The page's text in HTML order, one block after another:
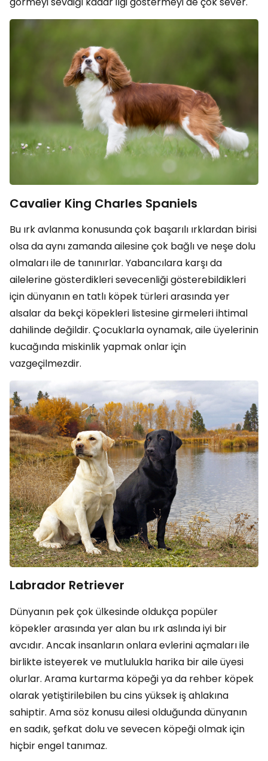
Cavalier King Charles Spaniels
Bu ırk avlanma konusunda çok başarılı ırklardan birisi
olsa da aynı zamanda ailesine çok bağlı ve neşe dolu
olmaları ile de tanınırlar. Yabancılara karşı da
ailelerine gösterdikleri sevecenliği gösterebildikleri
için dünyanın en tatlı köpek türleri arasında yer
alsalar da bekçi köpekleri listesine girmeleri ihtimal
dahilinde değildir. Çocuklarla oynamak, aile üyelerinin
kucağında miskinlik yapmak onlar için
vazgeçilmezdir.
Labrador Retriever
Dünyanın pek çok ülkesinde oldukça popüler
köpekler arasında yer alan bu ırk aslında iyi bir
avcıdır. Ancak insanların onlara evlerini açmaları ile
birlikte isteyerek ve mutlulukla harika bir aile üyesi
olurlar. Arama kurtarma köpeği ya da rehber köpek
olarak yetiştirilebilen bu cins yüksek iş ahlakına
sahiptir. Ama söz konusu ailesi olduğunda dünyanın
en sadık, şefkat dolu ve sevecen köpeği olmak için
hiçbir engel tanımaz.